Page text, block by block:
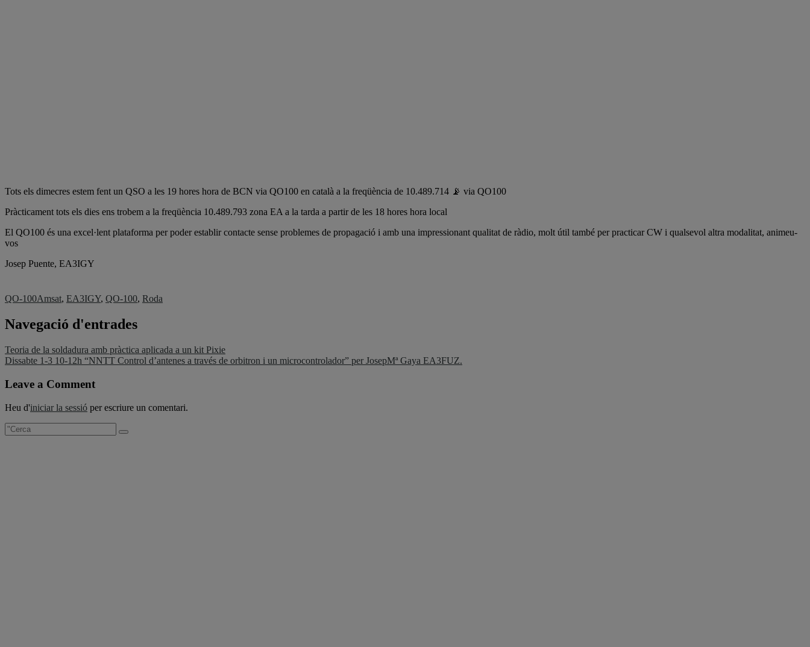
Tots els dimecres estem fent un QSO a les 19 hores hora de BCN via QO100 en català a la freqüència de 10.489.714 📡 via QO100
Pràcticament tots els dies ens trobem a la freqüència 10.489.793 zona EA a la tarda a partir de les 18 hores hora local
El QO100 és una excel·lent plataforma per poder establir contacte sense problemes de propagació i amb una impressionant qualitat de ràdio, molt útil també per practicar CW i qualsevol altra modalitat, animeu-
vos
Josep Puente, EA3IGY
QO-100Amsat, EA3IGY, QO-100, Roda
Navegació d'entrades
Teoria de la soldadura amb pràctica aplicada a un kit Pixie
Dissabte 1-3 10-12h “NNTT Control d’antenes a través de orbitron i un microcontrolador” per JosepMª Gaya EA3FUZ.
Leave a Comment
Heu d'iniciar la sessió per escriure un comentari.